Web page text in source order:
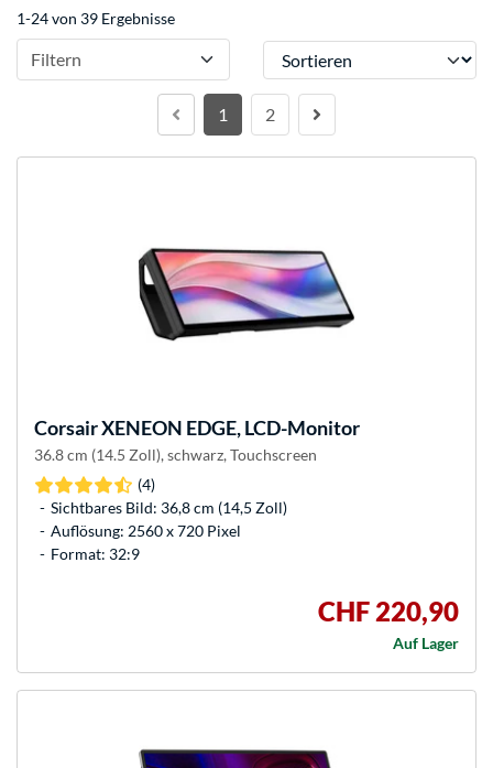
1-24 von 39 Ergebnisse
Filtern Sortieren
1 2
CorsairXENEON EDGE, LCD-Monitor
36.8 cm (14.5 Zoll), schwarz, Touchscreen
(4)
Sichtbares Bild: 36,8 cm (14,5 Zoll)
Auflösung: 2560 x 720 Pixel
Format: 32:9
CHF 220,90
Auf Lager